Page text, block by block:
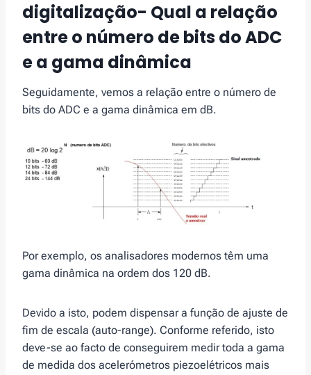
digitalização- Qual a relação
entre o número de bits do ADC
e a gama dinâmica
Seguidamente, vemos a relação entre o número de
bits do ADC e a gama dinâmica em dB.
Por exemplo, os analisadores modernos têm uma
gama dinâmica na ordem dos 120 dB.
Devido a isto, podem dispensar a função de ajuste de
fim de escala (auto-range). Conforme referido, isto
deve-se ao facto de conseguirem medir toda a gama
de medida dos acelerómetros piezoelétricos mais